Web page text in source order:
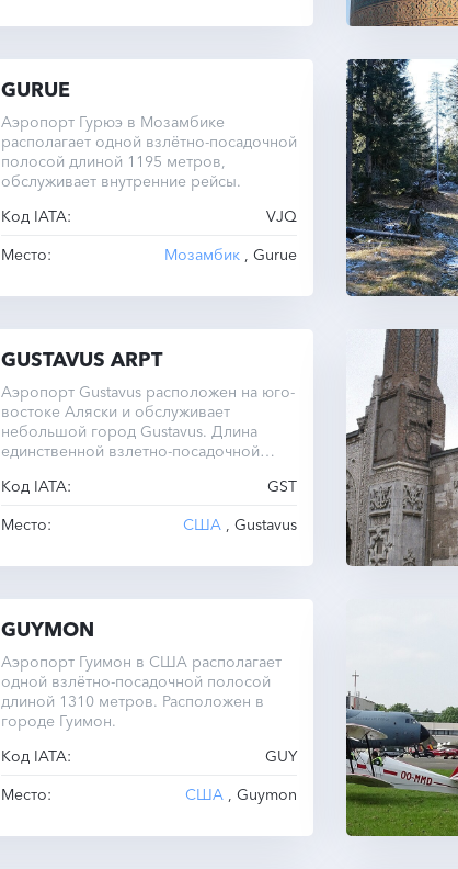
GURUE
Аэропорт Гурюэ в Мозамбике
располагает одной взлётно-посадочной
полосой длиной 1195 метров,
обслуживает внутренние рейсы.
Код IATA:
VJQ
Место:
Мозамбик , Gurue
GUSTAVUS ARPT
Аэропорт Gustavus расположен на юго-
востоке Аляски и обслуживает
небольшой город Gustavus. Длина
единственной взлетно-посадочной
Код IATA:
GST
Место:
США , Gustavus
GUYMON
Аэропорт Гуимон в США располагает
одной взлётно-посадочной полосой
длиной 1310 метров. Расположен в
городе Гуимон.
Код IATA:
GUY
Место:
США , Guymon